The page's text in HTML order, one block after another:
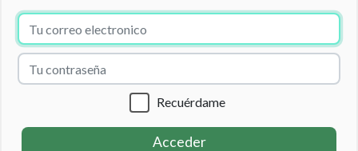
Recuérdame
Acceder